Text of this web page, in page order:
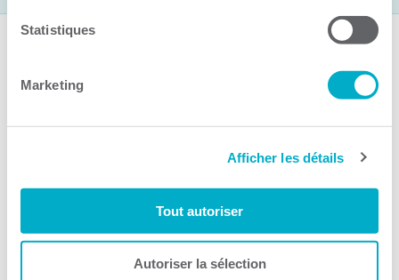
Statistiques
Marketing
Afficher les détails
Tout autoriser
Autoriser la sélection
Toutes les activités